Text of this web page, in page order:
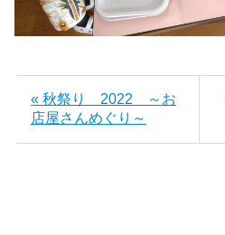
« 秋祭り 2022 ～お
店屋さんめぐり～